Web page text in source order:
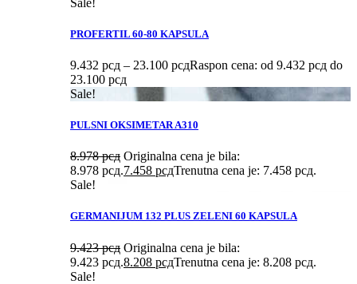
PROFERTIL 60-80 KAPSULA
9.432 рсд – 23.100 рсдRaspon cena: od 9.432 рсд do
23.100 рсд
Sale!
PULSNI OKSIMETAR A310
8.978рсд Originalna cena je bila:
8.978 рсд.7.458 рсдTrenutna cena je: 7.458 рсд.
Sale!
GERMANIJUM 132 PLUS ZELENI 60 KAPSULA
9.423рсд Originalna cena je bila:
9.423 рсд.8.208 рсдTrenutna cena je: 8.208 рсд.
Sale!